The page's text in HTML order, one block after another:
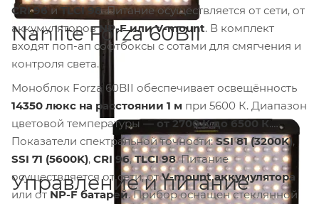
CRI 96иTLCI 98. Питание осуществляется от сети, от
аккумуляторовNP-F или V-mount. В комплект
входят поп-ап софтбоксы с сотами для смягчения и
контроля света.
Nanlite Forza 60BII
Моноблок Forza 60BII обеспечивает освещённость
14350 люкс на расстоянии 1 м при 5600 К. Диапазон
цветовой температуры —от 2700 К до 6500 К.
Показатели спектральной точности:SSI 81 (3200K),
SSI 71 (5600K), CRI 96,TLCI 98. Питание
осуществляется от сети, отV-mount аккумулятора
или от NP-F батарей. Прибор оснащён стеклянной
Управление и питание